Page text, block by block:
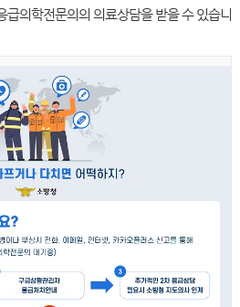
급의학전문의의 의료상담을 받을 수 있습니